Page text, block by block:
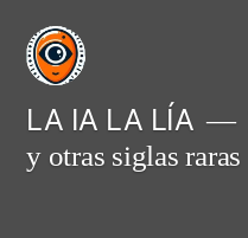
Saltar
contenido
LA IA LA LÍA
y otras siglas raras